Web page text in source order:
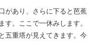
があり、さらに下ると芭蕉
す。ここで一休みします。
五重塔が見えてきます。今